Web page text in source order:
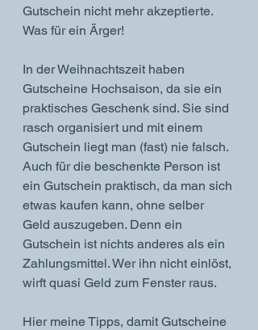
Gutschein nicht mehr akzeptierte.
Was für ein Ärger!
In der Weihnachtszeit haben
Gutscheine Hochsaison, da sie ein
praktisches Geschenk sind. Sie sind
rasch organisiert und mit einem
Gutschein liegt man (fast) nie falsch.
Auch für die beschenkte Person ist
ein Gutschein praktisch, da man sich
etwas kaufen kann, ohne selber
Geld auszugeben. Denn ein
Gutschein ist nichts anderes als ein
Zahlungsmittel. Wer ihn nicht einlöst,
wirft quasi Geld zum Fenster raus.
Hier meine Tipps, damit Gutscheine